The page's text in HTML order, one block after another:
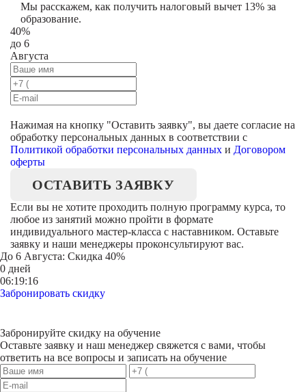
Мы расскажем, как получить налоговый вычет 13% за
образование.
40%
до 6
Августа
Нажимая на кнопку "Оставить заявку", вы даете согласие на
обработку персональных данных в соответствии с
Политикой обработки персональных данных и Договором
оферты
ОСТАВИТЬ ЗАЯВКУ
Если вы не хотите проходить полную программу курса, то
любое из занятий можно пройти в формате
индивидуального мастер-класса с наставником. Оставьте
заявку и наши менеджеры проконсультируют вас.
До 6 Августа: Скидка 40%
0 дней
06:19:16
Забронировать скидку
Забронируйте скидку на обучение
Оставьте заявку и наш менеджер свяжется с вами, чтобы
ответить на все вопросы и записать на обучение